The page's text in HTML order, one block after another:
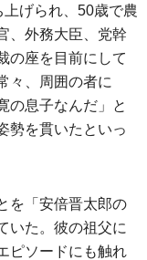
上げられ、50歳で農
、外務大臣、党幹
の座を目前にして
々、周囲の者に
の息子なんだ」と
勢を貫いたといっ
を「安倍晋太郎の
いた。彼の祖父に
ピソードにも触れ